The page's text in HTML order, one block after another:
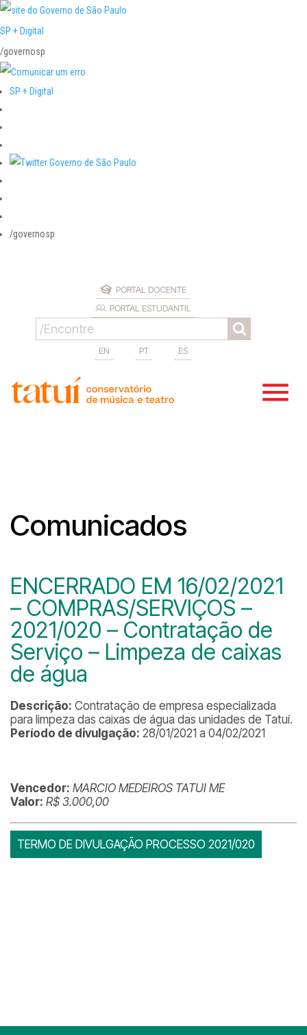
SP + Digital
/governosp
SP + Digital
/governosp
PORTAL DOCENTE
PORTAL ESTUDANTIL
EN PT ES
Comunicados
ENCERRADO EM 16/02/2021
– COMPRAS/SERVIÇOS –
2021/020 – Contratação de
Serviço – Limpeza de caixas
de água
Descrição: Contratação de empresa especializada
para limpeza das caixas de água das unidades de Tatuí.
Período de divulgação: 28/01/2021 a 04/02/2021
Vencedor: MARCIO MEDEIROS TATUI ME
Valor: R$ 3.000,00
TERMO DE DIVULGAÇÃO PROCESSO 2021/020